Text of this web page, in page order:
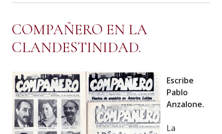
COMPAÑERO EN LA
CLANDESTINIDAD.
Escribe
Pablo
Anzalone.
La